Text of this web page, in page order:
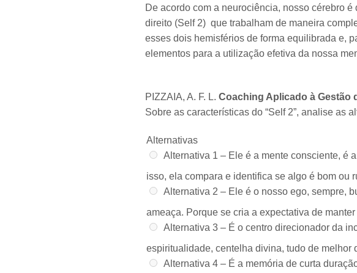
De acordo com a neurociência, nosso cérebro
direito (Self 2) que trabalham de maneira
esses dois hemisférios de forma equilibrada e,
elementos para a utilização efetiva da nossa
PIZZAIA, A. F. L. Coaching Aplicado à Gestão
Sobre as características do “Self 2”, analise as
Alternativas
Alternativa 1 – Ele é a mente consciente, é
isso, ela compara e identifica se algo é bom ou
Alternativa 2 – Ele é o nosso ego, sempre,
ameaça. Porque se cria a expectativa de
Alternativa 3 – É o centro direcionador da
espiritualidade, centelha divina, tudo de melhor
Alternativa 4 – É a memória de curta